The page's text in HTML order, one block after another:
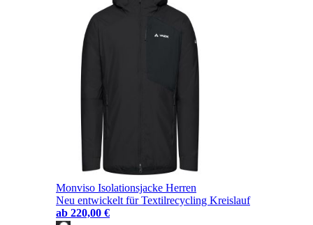
Monviso Isolationsjacke Herren
Neu entwickelt für Textilrecycling Kreislauf
ab 220,00 €